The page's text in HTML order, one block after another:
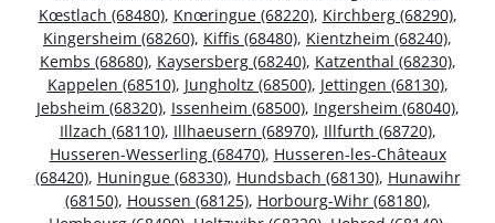
Kœstlach (68480), Knœringue (68220), Kirchberg (68290),
Kingersheim (68260), Kiffis (68480), Kientzheim (68240),
Kembs (68680), Kaysersberg (68240), Katzenthal (68230),
Kappelen (68510), Jungholtz (68500), Jettingen (68130),
Jebsheim (68320), Issenheim (68500), Ingersheim (68040),
Illzach (68110), Illhaeusern (68970), Illfurth (68720),
Husseren-Wesserling (68470), Husseren-les-Châteaux
(68420), Huningue (68330), Hundsbach (68130), Hunawihr
(68150), Houssen (68125), Horbourg-Wihr (68180),